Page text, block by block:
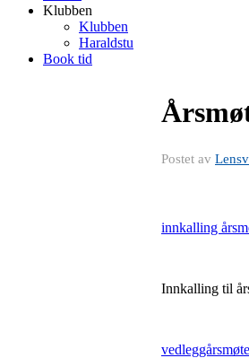
Klubben
Klubben
Haraldstu
Book tid
Postet av
innkalling
Innkalling til